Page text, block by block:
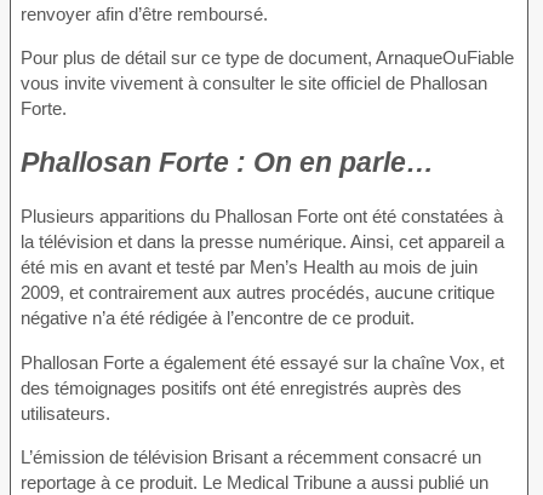
renvoyer afin d’être remboursé.
Pour plus de détail sur ce type de document, ArnaqueOuFiable
vous invite vivement à consulter le site officiel de Phallosan
Forte.
Phallosan Forte : On en parle…
Plusieurs apparitions du Phallosan Forte ont été constatées à
la télévision et dans la presse numérique. Ainsi, cet appareil a
été mis en avant et testé par Men’s Health au mois de juin
2009, et contrairement aux autres procédés, aucune critique
négative n’a été rédigée à l’encontre de ce produit.
Phallosan Forte a également été essayé sur la chaîne Vox, et
des témoignages positifs ont été enregistrés auprès des
utilisateurs.
L’émission de télévision Brisant a récemment consacré un
reportage à ce produit. Le Medical Tribune a aussi publié un